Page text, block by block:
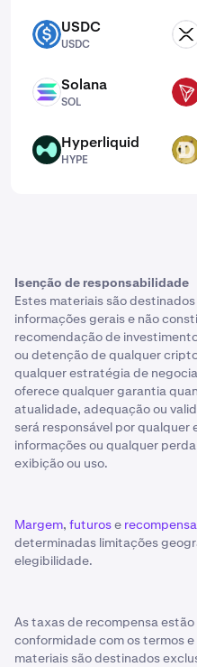
USDC USDC
USDC
XRP
SOL Solana
SOL
TRX
HYPE Hyperliquid
HYPE
DOGE
Isenção de responsabilidade
Estes materiais são
informações gerais e não
recomendação de
ou detenção de qualquer
qualquer estratégia de
oferece qualquer garantia
atualidade, adequação ou
será responsável por qualquer
informações ou qualquer
exibição ou uso.
Margem, futurose
determinadas limitações
elegibilidade.
As taxas de recompensa
conformidade com os termos
materiais são destinados